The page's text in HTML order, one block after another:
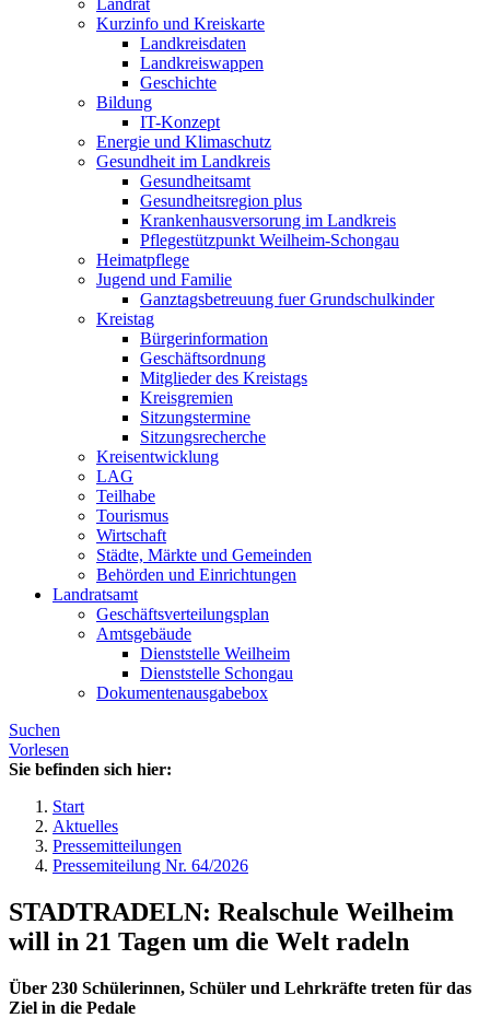
Landrat
Kurzinfo und Kreiskarte
Landkreisdaten
Landkreiswappen
Geschichte
Bildung
IT-Konzept
Energie und Klimaschutz
Gesundheit im Landkreis
Gesundheitsamt
Gesundheitsregion plus
Krankenhausversorung im Landkreis
Pflegestützpunkt Weilheim-Schongau
Heimatpflege
Jugend und Familie
Ganztagsbetreuung fuer Grundschulkinder
Kreistag
Bürgerinformation
Geschäftsordnung
Mitglieder des Kreistags
Kreisgremien
Sitzungstermine
Sitzungsrecherche
Kreisentwicklung
LAG
Teilhabe
Tourismus
Wirtschaft
Städte, Märkte und Gemeinden
Behörden und Einrichtungen
Landratsamt
Geschäftsverteilungsplan
Amtsgebäude
Dienststelle Weilheim
Dienststelle Schongau
Dokumentenausgabebox
Suchen
Vorlesen
Sie befinden sich hier:
Start
Aktuelles
Pressemitteilungen
Pressemiteilung Nr. 64/2026
STADTRADELN: Realschule Weilheim
will in 21 Tagen um die Welt radeln
Über 230 Schülerinnen, Schüler und Lehrkräfte treten für das
Ziel in die Pedale